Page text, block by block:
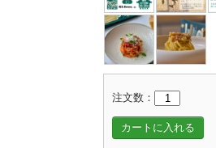
注文数：
カートに入れる